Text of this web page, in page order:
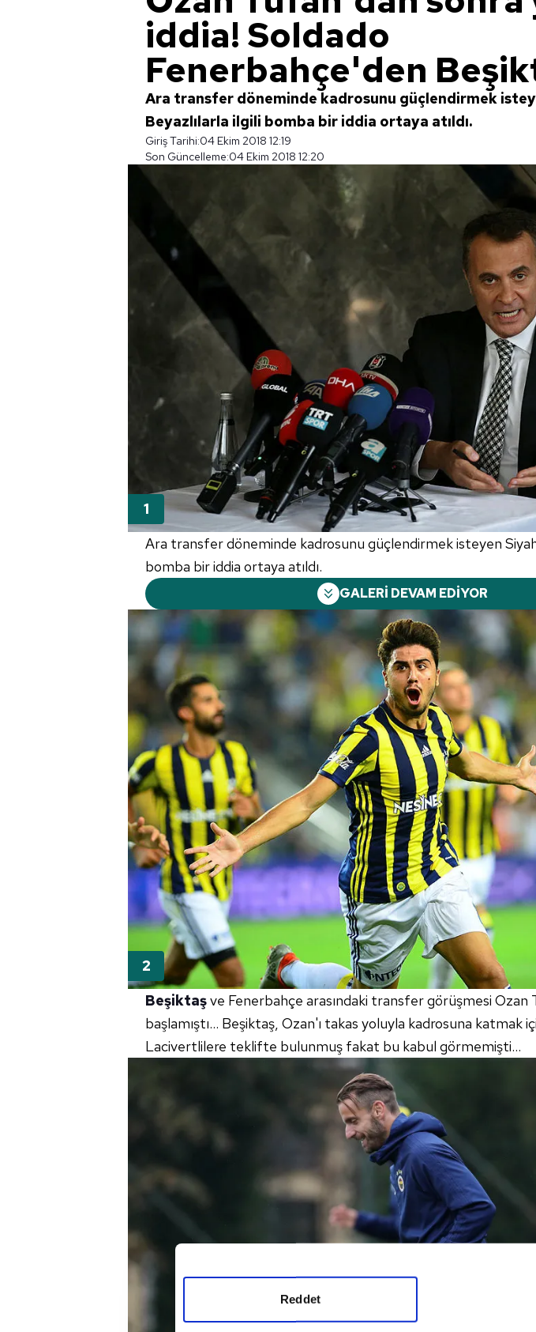
Reddet
iddia! Soldado
Fenerbahçe'den
Ara transfer döneminde kadrosunu güçlendirmek
Beyazlılarla ilgili bomba bir iddia ortaya atıldı.
Giriş Tarihi:04 Ekim 2018 12:19
Son Güncelleme:04 Ekim 2018 12:20
Ara transfer döneminde kadrosunu güçlendirmek isteyen
bomba bir iddia ortaya atıldı.
GALERİ DEVAM EDİYOR
Beşiktaşve Fenerbahçe arasındaki transfer görüşmesi Ozan
başlamıştı... Beşiktaş, Ozan'ı takas yoluyla kadrosuna katmak
Lacivertlilere teklifte bulunmuş fakat bu kabul görmemişti...